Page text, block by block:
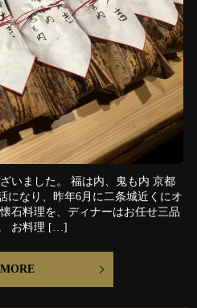
いました。 福は内、鬼も内 京都
になり、昨年6月に二条城近くにオ
石料理を、ディナーはお任せ三品
お料理 […]
MORE